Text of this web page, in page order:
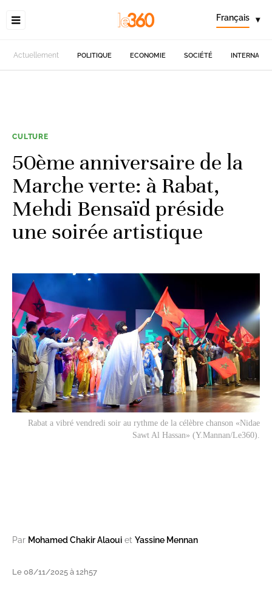
Français ▾
Actuellement POLITIQUE ECONOMIE SOCIÉTÉ
CULTURE
50ème anniversaire de la
Marche verte: à Rabat,
Mehdi Bensaïd préside
une soirée artistique
Rabat a vibré vendredi soir au rythme de la célèbre chanson «Nidae
Sawt Al Hassan» (Y.Mannan/Le360).
Par Mohamed Chakir Alaoui et Yassine Mennan
Le 08/11/2025 à 12h57